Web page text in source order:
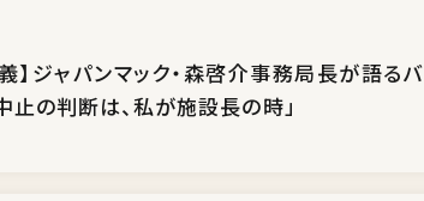
】ジャパンマック・森啓介事務局長が語るバ
の判断は、私が施設長の時」